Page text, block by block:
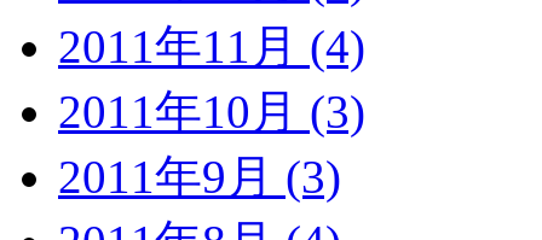
2011年11月 (4)
2011年10月 (3)
2011年9月 (3)